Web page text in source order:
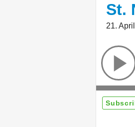
St.
21.